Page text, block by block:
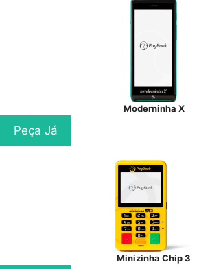
Moderninha X
Peça Já
Minizinha Chip 3